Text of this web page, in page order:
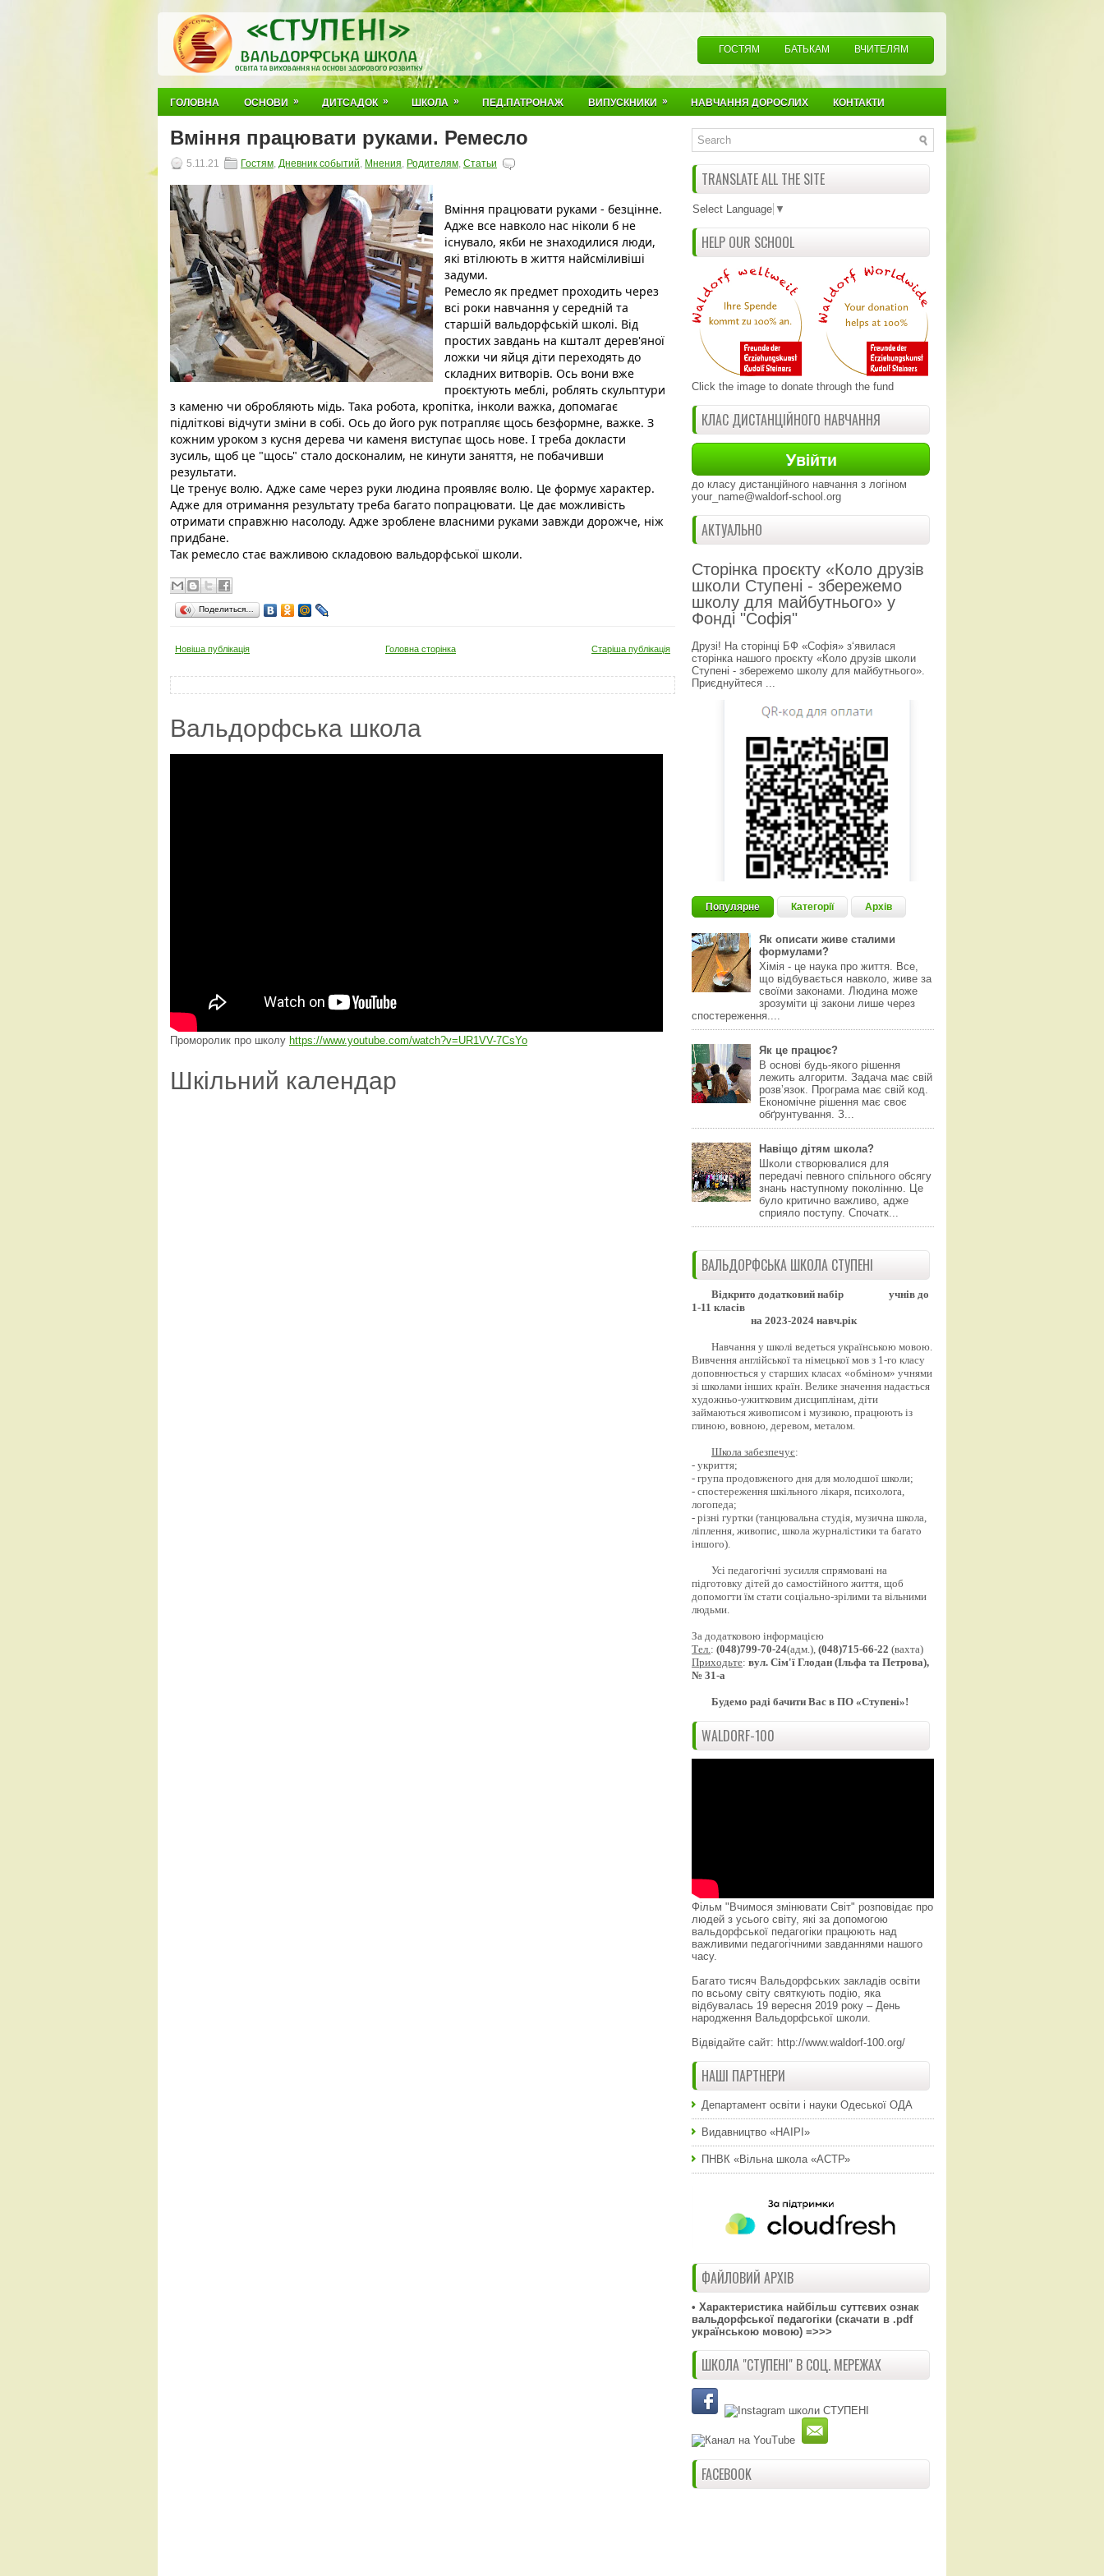
ГОСТЯМ БАТЬКАМ ВЧИТЕЛЯМ
ГОЛОВНА ОСНОВИ » ДИТСАДОК » ШКОЛА » ПЕД.ПАТРОНАЖ ВИПУСКНИКИ » НАВЧАННЯ ДОРОСЛИХ КОНТАКТИ
Вміння працювати руками. Ремесло
5.11.21 Гостям, Дневник событий, Мнения, Родителям, Статьи
Вміння працювати руками - безцінне.
Адже все навколо нас ніколи б не
існувало, якби не знаходилися люди,
які втілюють в життя найсміливіші
задуми.
Ремесло як предмет проходить через
всі роки навчання у середній та
старшій вальдорфській школі. Від
простих завдань на кшталт дерев'яної
ложки чи яйця діти переходять до
складних витворів. Ось вони вже
проєктують меблі, роблять скульптури
з каменю чи обробляють мідь. Така робота, кропітка, інколи важка, допомагає
підліткові відчути зміни в собі. Ось до його рук потрапляє щось безформне, важке. З
кожним уроком з кусня дерева чи каменя виступає щось нове. І треба докласти
зусиль, щоб це "щось" стало досконалим, не кинути заняття, не побачивши
результати.
Це тренує волю. Адже саме через руки людина проявляє волю. Це формує характер.
Адже для отримання результату треба багато попрацювати. Це дає можливість
отримати справжню насолоду. Адже зроблене власними руками завжди дорожче, ніж
придбане.
Так ремесло стає важливою складовою вальдорфської школи.
Поделиться…
Новіша публікація Старіша публікація
Головна сторінка
Вальдорфська школа
Проморолик про школу https://www.youtube.com/watch?v=UR1VV-7CsYo
Шкільний календар
TRANSLATE ALL THE SITE
Select Language ▼
HELP OUR SCHOOL
Click the image to donate through the fund
КЛАС ДИСТАНЦІЙНОГО НАВЧАННЯ
до класу дистанційного навчання з логіном
your_name@waldorf-school.org
АКТУАЛЬНО
Сторінка проєкту «Коло друзів
школи Ступені - збережемо
школу для майбутнього» у
Фонді "Софія"
Друзі! На сторінці БФ «Софія» з‘явилася
сторінка нашого проєкту «Коло друзів школи
Ступені - збережемо школу для майбутнього».
Приєднуйтеся ...
Популярне Категорії Архів
Як описати живе сталими
формулами?
Хімія - це наука про життя. Все,
що відбувається навколо, живе за
своїми законами. Людина може
зрозуміти ці закони лише через
спостереження....
Як це працює?
В основі будь-якого рішення
лежить алгоритм. Задача має свій
розвʼязок. Програма має свій код.
Економічне рішення має своє
обґрунтування. З...
Навіщо дітям школа?
Школи створювалися для
передачі певного спільного обсягу
знань наступному поколінню. Це
було критично важливо, адже
сприяло поступу. Спочатк...
ВАЛЬДОРФСЬКА ШКОЛА СТУПЕНІ
Відкрито додатковий набір
учнів до
1-11 класів
на 2023-2024 навч.рік
Навчання у школі ведеться українською мовою.
Вивчення англійської та німецької мов з 1-го класу
доповнюється у старших класах «обміном» учнями
зі школами інших країн. Велике значення надається
художньо-ужитковим дисциплінам, діти
займаються живописом і музикою, працюють із
глиною, вовною, деревом, металом.
Школа забезпечує:
- укриття;
- група продовженого дня для молодшої школи;
- спостереження шкільного лікаря, психолога,
логопеда;
- різні гуртки (танцювальна студія, музична школа,
ліплення, живопис, школа журналістики та багато
іншого).
Усі педагогічні зусилля спрямовані на
підготовку дітей до самостійного життя, щоб
допомогти їм стати соціально-зрілими та вільними
людьми.
За додатковою інформацією
Тел. : (048)799-70-24(адм.), (048)715-66-22 (вахта)
Приходьте: вул. Сім'ї Глодан (Ільфа та Петрова),
№ 31-а
Будемо раді бачити Вас в ПО «Ступені»!
WALDORF-100
Фільм "Вчимося змінювати Світ" розповідає про
людей з усього світу, які за допомогою
вальдорфської педагогіки працюють над
важливими педагогічними завданнями нашого
часу.
Багато тисяч Вальдорфських закладів освіти
по всьому світу святкують подію, яка
відбувалась 19 вересня 2019 року – День
народження Вальдорфської школи.
Відвідайте сайт: http://www.waldorf-100.org/
НАШІ ПАРТНЕРИ
Департамент освіти і науки Одеської ОДА
Видавництво «НАІРІ»
ПНВК «Вільна школа «АСТР»
ФАЙЛОВИЙ АРХІВ
• Характеристика найбільш суттєвих ознак
вальдорфської педагогіки (скачати в .pdf
українською мовою) =>>>
ШКОЛА "СТУПЕНІ" В СОЦ. МЕРЕЖАХ
FACEBOOK